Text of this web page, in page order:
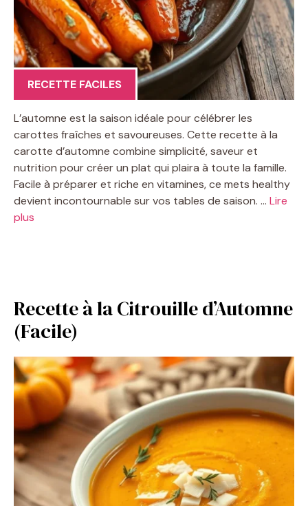
RECETTE FACILES
L’automne est la saison idéale pour célébrer les
carottes fraîches et savoureuses. Cette recette à la
carotte d’automne combine simplicité, saveur et
nutrition pour créer un plat qui plaira à toute la famille.
Facile à préparer et riche en vitamines, ce mets healthy
devient incontournable sur vos tables de saison. … Lire
plus
Recette à la Citrouille d’Automne
(Facile)